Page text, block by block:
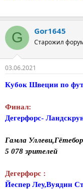
G Gor1645
Старожил
03.06.2021
Кубок Швеции по
Финал:
Дегерфорс-
Гамла
5 078 зрителей
Дегерфорс :
Йеспер Леу,Вуядин